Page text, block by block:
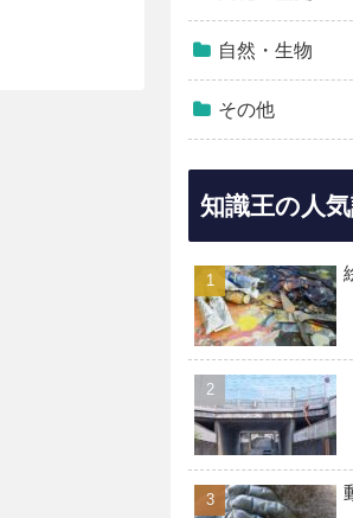
自然・生物
その他
知識王の人